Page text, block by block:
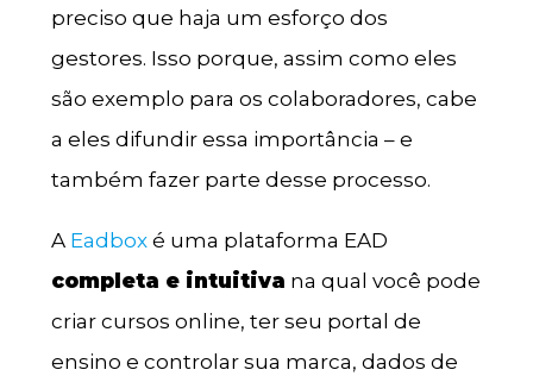
preciso que haja um esforço dos
gestores. Isso porque, assim como eles
são exemplo para os colaboradores, cabe
a eles difundir essa importância – e
também fazer parte desse processo.
A Eadboxé uma plataforma EAD
completa e intuitiva na qual você pode
criar cursos online, ter seu portal de
ensino e controlar sua marca, dados de